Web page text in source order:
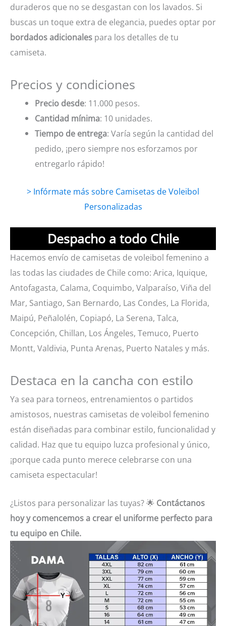
duraderos que no se desgastan con los lavados. Si
buscas un toque extra de elegancia, puedes optar por
bordados adicionales para los detalles de tu
camiseta.
Precios y condiciones
Precio desde: 11.000 pesos.
Cantidad mínima: 10 unidades.
Tiempo de entrega: Varía según la cantidad del
pedido, ¡pero siempre nos esforzamos por
entregarlo rápido!
> Infórmate más sobre Camisetas de Voleibol
Personalizadas
Despacho a todo Chile
Hacemos envío de camisetas de voleibol femenino a
las todas las ciudades de Chile como: Arica, Iquique,
Antofagasta, Calama, Coquimbo, Valparaíso, Viña del
Mar, Santiago, San Bernardo, Las Condes, La Florida,
Maipú, Peñalolén, Copiapó, La Serena, Talca,
Concepción, Chillan, Los Ángeles, Temuco, Puerto
Montt, Valdivia, Punta Arenas, Puerto Natales y más.
Destaca en la cancha con estilo
Ya sea para torneos, entrenamientos o partidos
amistosos, nuestras camisetas de voleibol femenino
están diseñadas para combinar estilo, funcionalidad y
calidad. Haz que tu equipo luzca profesional y único,
¡porque cada punto merece celebrarse con una
camiseta espectacular!
¿Listos para personalizar las tuyas? 🌟 Contáctanos
hoy y comencemos a crear el uniforme perfecto para
tu equipo en Chile.